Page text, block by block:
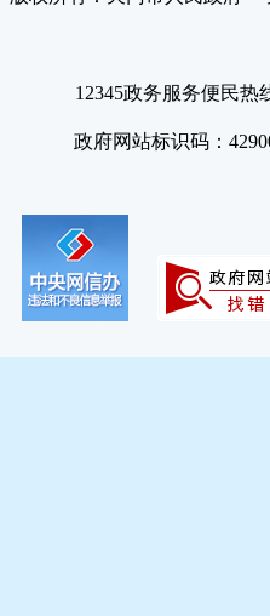
12345政务服务便民热
政府网站标识码：